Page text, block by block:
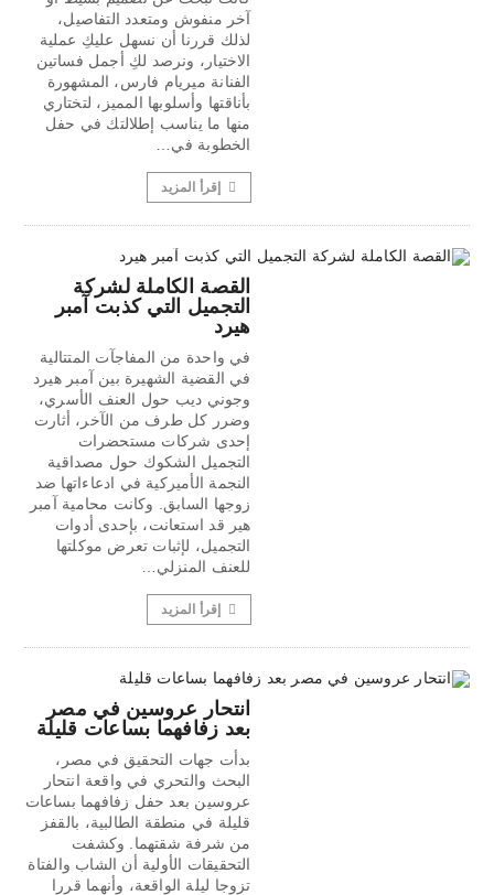
آخر منفوش ومتعدد التفاصيل،
لذلك قررنا أن نسهل عليكِ عملية
الاختيار، ونرصد لكِ أجمل فساتين
الفنانة ميريام فارس، المشهورة
بأناقتها وأسلوبها المميز، لتختاري
منها ما يناسب إطلالتك في حفل
الخطوبة في…
إقرأ المزيد
القصة الكاملة لشركة
التجميل التي كذبت آمبر
هيرد
في واحدة من المفاجآت المتتالية
في القضية الشهيرة بين آمبر هيرد
وجوني ديب حول العنف الأسري،
وضرر كل طرف من الآخر، أثارت
إحدى شركات مستحضرات
التجميل الشكوك حول مصداقية
النجمة الأميركية في ادعاءاتها ضد
زوجها السابق. وكانت محامية آمبر
هير قد استعانت، بإحدى أدوات
التجميل، لإثبات تعرض موكلتها
للعنف المنزلي…
إقرأ المزيد
انتحار عروسين في مصر
بعد زفافهما بساعات قليلة
بدأت جهات التحقيق في مصر،
البحث والتحري في واقعة انتحار
عروسين بعد حفل زفافهما بساعات
قليلة في منطقة الطالبية، بالقفز
من شرفة شقتهما. وكشفت
التحقيقات الأولية أن الشاب والفتاة
تزوجا ليلة الواقعة، وأنهما قررا